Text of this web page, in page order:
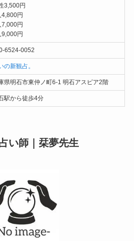
3,500円
4,800円
7,000円
9,000円
6524-0052
の新観占。
県明石市東仲ノ町6-1 明石アスピア2階
駅から徒歩4分
い師｜栞夢先生